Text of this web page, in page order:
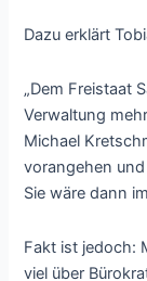
Dazu erklärt
„Dem Freistaat
Verwaltung
Michael
vorangehen
Sie wäre dann
Fakt ist jedoch:
viel über